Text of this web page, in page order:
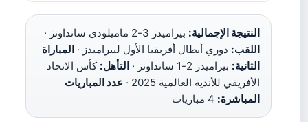
النتيجة الإجمالية:بيراميدز 3-2 ماميلودي سانداونز ·
اللقب:دوري أبطال أفريقيا الأول لبيراميدز ·المباراة
الثانية:بيراميدز 2-1 سانداونز · التأهل:كأس الاتحاد
الأفريقي للأندية العالمية 2025 ·
عدد المباريات
المباشرة:4 مباريات